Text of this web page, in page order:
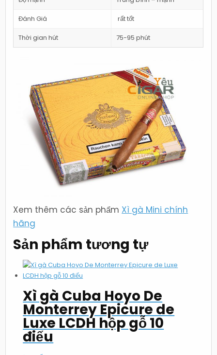
Đánh Giá rất tốt
Thời gian hút 75-95 phút
Xem thêm các sản phẩm Xì gà Mini chính
hãng
Sản phẩm tương tự
Xì gà Cuba Hoyo De
Monterrey Epicure de
Luxe LCDH hộp gỗ 10
điếu